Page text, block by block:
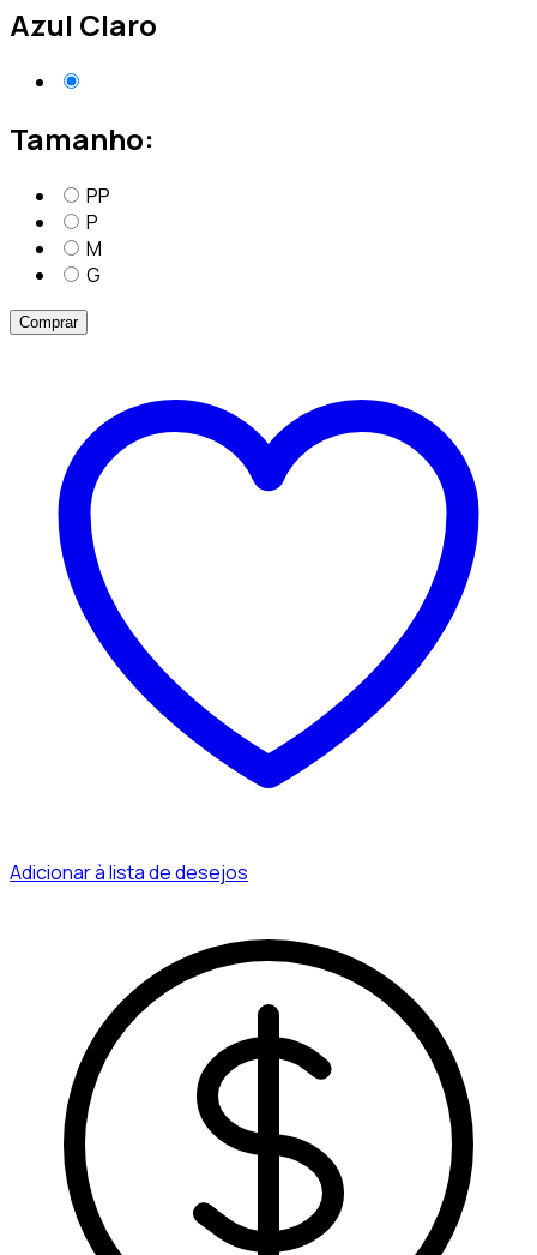
Azul Claro
Tamanho:
PP
P
M
G
Comprar
Adicionar à lista de desejos